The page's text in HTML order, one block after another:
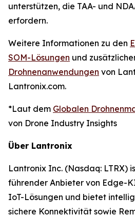
unterstützen, die TAA- und
erfordern.
Weitere Informationen zu den
SOM-Lösungen und
Drohnenanwendungen von
Lantronix.com.
*Laut dem Globalen
von Drone Industry Insights
Über Lantronix
Lantronix Inc. (Nasdaq: LTRX)
führender Anbieter von Edge-
IoT-Lösungen und bietet
sichere Konnektivität sowie